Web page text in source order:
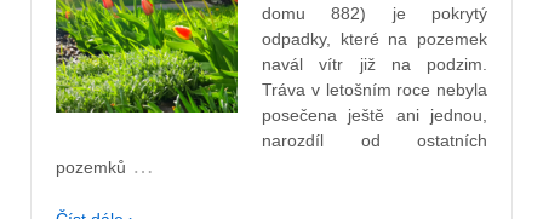
domu 882) je pokrytý
odpadky, které na pozemek
navál vítr již na podzim.
Tráva v letošním roce nebyla
posečena ještě ani jednou,
narozdíl od ostatních
pozemků …